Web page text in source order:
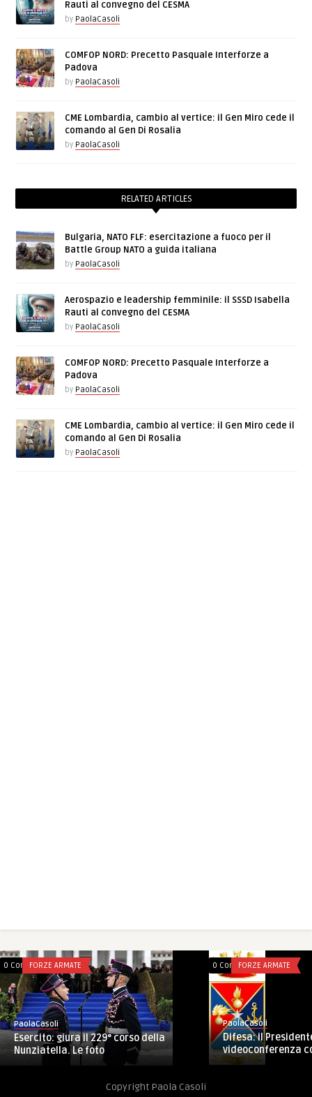
Rauti al convegno del CESMA
by PaolaCasoli
COMFOP NORD: Precetto Pasquale Interforze a
Padova
by PaolaCasoli
CME Lombardia, cambio al vertice: il Gen Miro cede il
comando al Gen Di Rosalia
by PaolaCasoli
RELATED ARTICLES
Bulgaria, NATO FLF: esercitazione a fuoco per il
Battle Group NATO a guida italiana
by PaolaCasoli
Aerospazio e leadership femminile: il SSSD Isabella
Rauti al convegno del CESMA
by PaolaCasoli
COMFOP NORD: Precetto Pasquale Interforze a
Padova
by PaolaCasoli
CME Lombardia, cambio al vertice: il Gen Miro cede il
comando al Gen Di Rosalia
by PaolaCasoli
0 CommentsFORZE ARMATE
PaolaCasoli
Esercito: giura il 229° corso della
Nunziatella. Le foto
0 CommentsFORZE ARMATE
PaolaCasoli
Difesa: il
videoconferenza
Copyright Paola Casoli